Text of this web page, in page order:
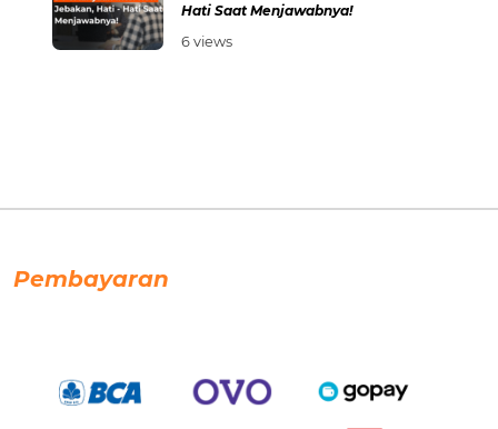
Hati Saat Menjawabnya!
6 views
Pembayaran